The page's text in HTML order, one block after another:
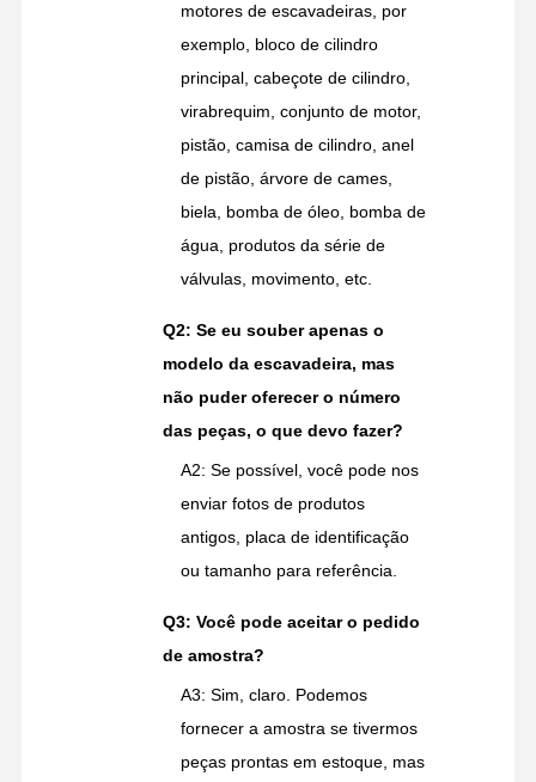
motores de escavadeiras, por
exemplo, bloco de cilindro
principal, cabeçote de cilindro,
virabrequim, conjunto de motor,
pistão, camisa de cilindro, anel
de pistão, árvore de cames,
biela, bomba de óleo, bomba de
água, produtos da série de
válvulas, movimento, etc.
Q2: Se eu souber apenas o
modelo da escavadeira, mas
não puder oferecer o número
das peças, o que devo fazer?
A2: Se possível, você pode nos
enviar fotos de produtos
antigos, placa de identificação
ou tamanho para referência.
Q3: Você pode aceitar o pedido
de amostra?
A3: Sim, claro. Podemos
fornecer a amostra se tivermos
peças prontas em estoque, mas